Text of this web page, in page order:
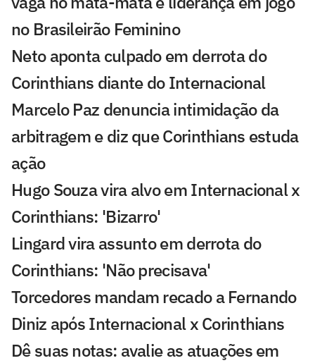
no Brasileirão Feminino
Neto aponta culpado em derrota do
Corinthians diante do Internacional
Marcelo Paz denuncia intimidação da
arbitragem e diz que Corinthians estuda
ação
Hugo Souza vira alvo em Internacional x
Corinthians: 'Bizarro'
Lingard vira assunto em derrota do
Corinthians: 'Não precisava'
Torcedores mandam recado a Fernando
Diniz após Internacional x Corinthians
Dê suas notas: avalie as atuações em